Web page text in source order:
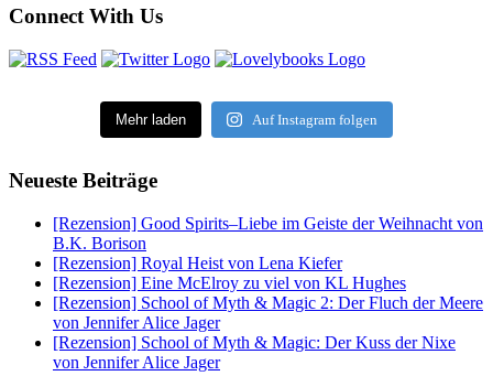
Connect With Us
Mehr laden Auf Instagram folgen
Neueste Beiträge
[Rezension] Good Spirits–Liebe im Geiste der Weihnacht von
B.K. Borison
[Rezension] Royal Heist von Lena Kiefer
[Rezension] Eine McElroy zu viel von KL Hughes
[Rezension] School of Myth & Magic 2: Der Fluch der Meere
von Jennifer Alice Jager
[Rezension] School of Myth & Magic: Der Kuss der Nixe
von Jennifer Alice Jager